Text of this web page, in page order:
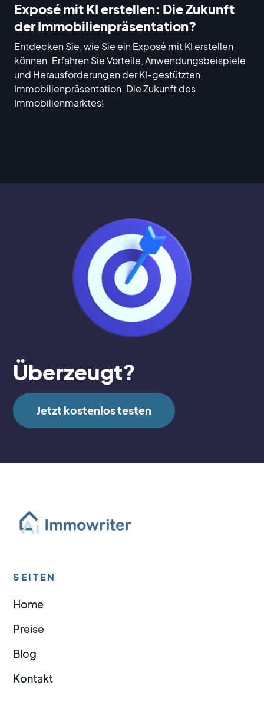
Exposé mit KI erstellen: Die Zukunft
der Immobilienpräsentation?
Entdecken Sie, wie Sie ein Exposé mit KI erstellen
können. Erfahren Sie Vorteile, Anwendungsbeispiele
und Herausforderungen der KI-gestützten
Immobilienpräsentation. Die Zukunft des
Immobilienmarktes!
Überzeugt?
Jetzt kostenlos testen
SEITEN
Home
Preise
Blog
Kontakt